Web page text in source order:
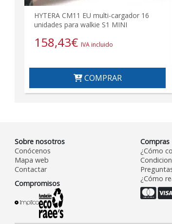
HYTERA CM11 EU multi-cargador 16
unidades para walkie S1 MINI
158,43€ IVA incluido
COMPRAR
Sobre nosotros
Conócenos
Mapa web
Contactar
Compromisos
Compras
¿Cómo
¿Cómo